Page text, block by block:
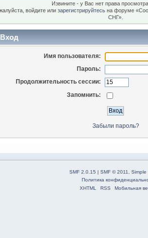
Извините - у Вас нет права
войдите или зарегистрируйтесь на форуме
СНГ».
Вход
Имя пользователя:
Пароль:
Продолжительность сессии:
Запомнить:
Забыли пароль?
SMF 2.0.15 | SMF © 2011
Simple
Политика
XHTML
RSS Мобильная